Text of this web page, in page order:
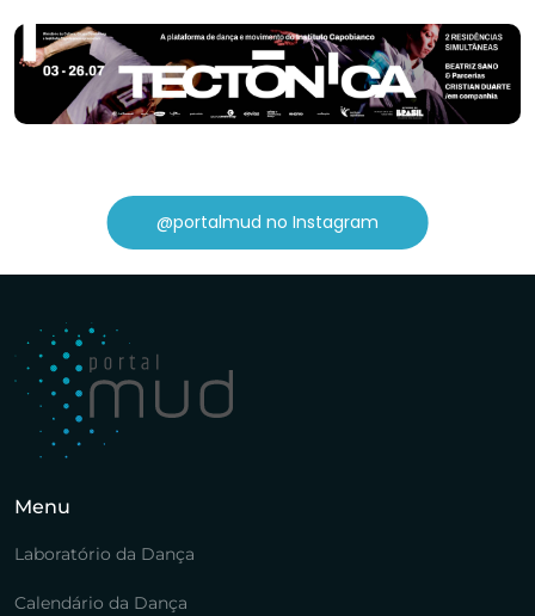
@portalmud no Instagram
Menu
Laboratório da Dança
Calendário da Dança